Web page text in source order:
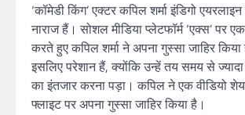
‘कॉमेडी किंग’ एक्टर कपिल शर्मा इंडिगो
नाराज हैं। सोशल मीडिया प्लेटफॉर्म ‘एक्स’ पर
करते हुए कपिल शर्मा ने अपना गुस्सा जाहिर
इसलिए परेशान हैं, क्योंकि उन्हें तय समय से
का इंतजार करना पड़ा। कपिल ने एक वीडियो
फ्लाइट पर अपना गुस्सा जाहिर किया है।